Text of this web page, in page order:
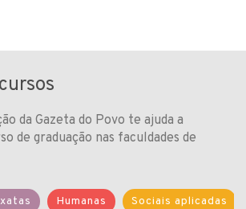
da Gazeta do Povo te ajuda a
de graduação nas faculdades de
Humanas Sociais aplicadas